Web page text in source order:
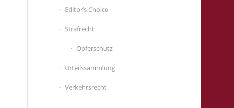
Editor’s Choice
Strafrecht
Opferschutz
Urteilssammlung
Verkehrsrecht